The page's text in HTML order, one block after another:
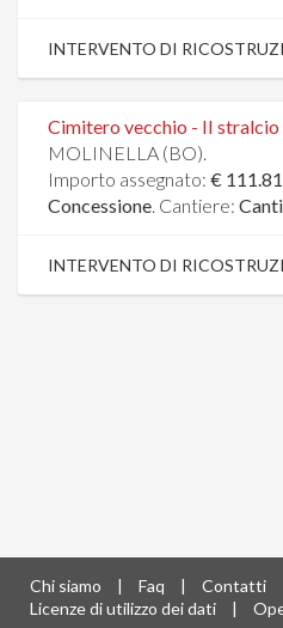
INTERVENTO DI
Cimitero vecchio - II stralcio
MOLINELLA (BO).
Importo assegnato: €
Concessione. Cantiere:
INTERVENTO DI
Chi siamo | Faq | Contatti
Licenze di utilizzo dei dati
|